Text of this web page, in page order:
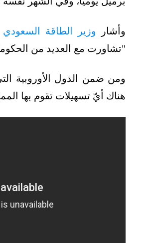
وأشار وزير الطاقة السعودي
"تشاورت مع العديد من
ومن ضمن الدول الأوروبية
هناك أيّ تسهيلات تقوم بها